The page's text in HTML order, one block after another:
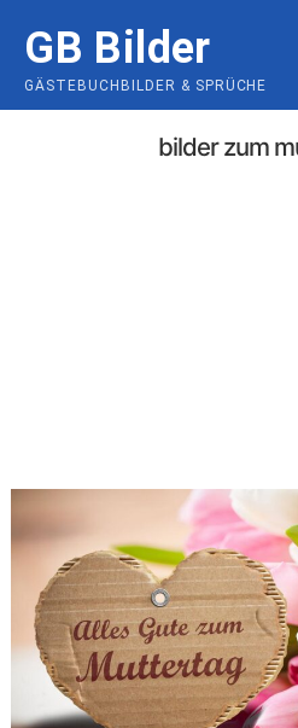
content
GB Bilder
GÄSTEBUCHBILDER & SPRÜCHE
bilder zum